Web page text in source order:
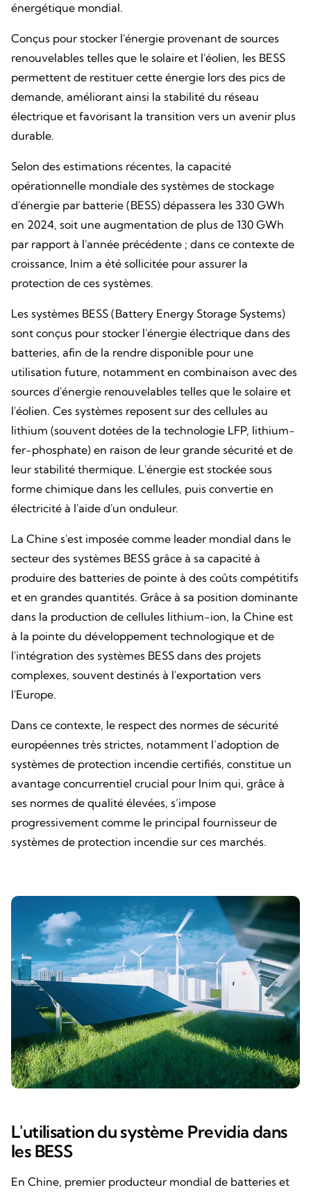
énergétique mondial.
Conçus pour stocker l'énergie provenant de sources
renouvelables telles que le solaire et l'éolien, les BESS
permettent de restituer cette énergie lors des pics de
demande, améliorant ainsi la stabilité du réseau
électrique et favorisant la transition vers un avenir plus
durable.
Selon des estimations récentes, la capacité
opérationnelle mondiale des systèmes de stockage
d'énergie par batterie (BESS) dépassera les 330 GWh
en 2024, soit une augmentation de plus de 130 GWh
par rapport à l'année précédente ; dans ce contexte de
croissance, Inim a été sollicitée pour assurer la
protection de ces systèmes.
Les systèmes BESS (Battery Energy Storage Systems)
sont conçus pour stocker l'énergie électrique dans des
batteries, afin de la rendre disponible pour une
utilisation future, notamment en combinaison avec des
sources d'énergie renouvelables telles que le solaire et
l'éolien. Ces systèmes reposent sur des cellules au
lithium (souvent dotées de la technologie LFP, lithium-
fer-phosphate) en raison de leur grande sécurité et de
leur stabilité thermique. L'énergie est stockée sous
forme chimique dans les cellules, puis convertie en
électricité à l'aide d'un onduleur.
La Chine s'est imposée comme leader mondial dans le
secteur des systèmes BESS grâce à sa capacité à
produire des batteries de pointe à des coûts compétitifs
et en grandes quantités. Grâce à sa position dominante
dans la production de cellules lithium-ion, la Chine est
à la pointe du développement technologique et de
l'intégration des systèmes BESS dans des projets
complexes, souvent destinés à l'exportation vers
l'Europe.
Dans ce contexte, le respect des normes de sécurité
européennes très strictes, notamment l’adoption de
systèmes de protection incendie certifiés, constitue un
avantage concurrentiel crucial pour Inim qui, grâce à
ses normes de qualité élevées, s’impose
progressivement comme le principal fournisseur de
systèmes de protection incendie sur ces marchés.
L'utilisation du système Previdia dans
les BESS
En Chine, premier producteur mondial de batteries et